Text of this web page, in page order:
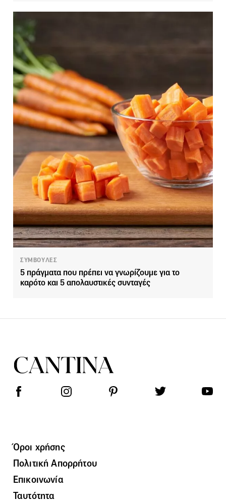
ΣΥΜΒΟΥΛΕΣ
5 πράγματα που πρέπει να γνωρίζουμε για το
καρότο και 5 απολαυστικές συνταγές
Όροι χρήσης
Πολιτική Απορρήτου
Επικοινωνία
Ταυτότητα